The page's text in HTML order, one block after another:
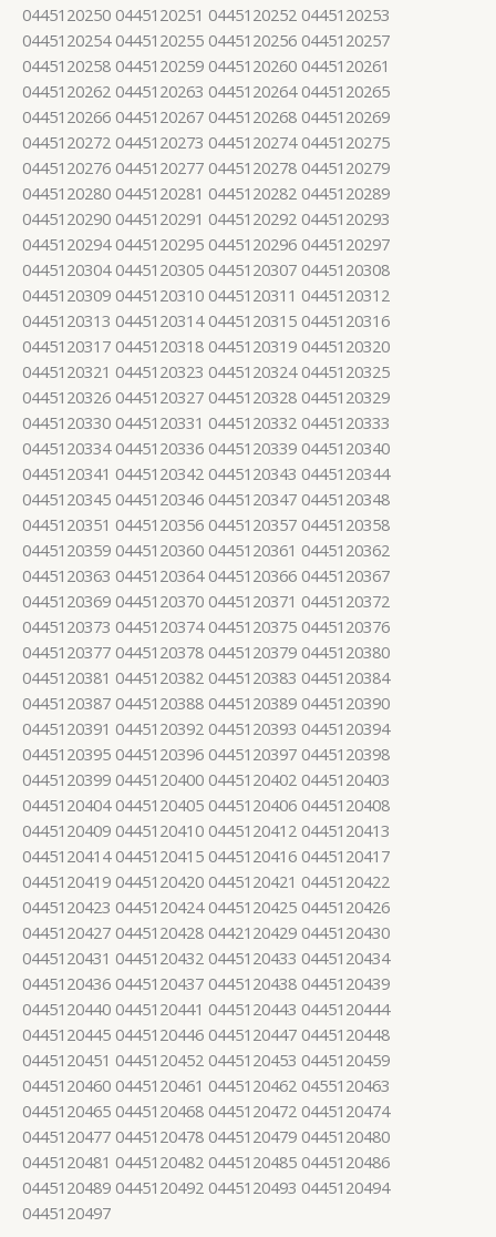
0445120250 0445120251 0445120252 0445120253
0445120254 0445120255 0445120256 0445120257
0445120258 0445120259 0445120260 0445120261
0445120262 0445120263 0445120264 0445120265
0445120266 0445120267 0445120268 0445120269
0445120272 0445120273 0445120274 0445120275
0445120276 0445120277 0445120278 0445120279
0445120280 0445120281 0445120282 0445120289
0445120290 0445120291 0445120292 0445120293
0445120294 0445120295 0445120296 0445120297
0445120304 0445120305 0445120307 0445120308
0445120309 0445120310 0445120311 0445120312
0445120313 0445120314 0445120315 0445120316
0445120317 0445120318 0445120319 0445120320
0445120321 0445120323 0445120324 0445120325
0445120326 0445120327 0445120328 0445120329
0445120330 0445120331 0445120332 0445120333
0445120334 0445120336 0445120339 0445120340
0445120341 0445120342 0445120343 0445120344
0445120345 0445120346 0445120347 0445120348
0445120351 0445120356 0445120357 0445120358
0445120359 0445120360 0445120361 0445120362
0445120363 0445120364 0445120366 0445120367
0445120369 0445120370 0445120371 0445120372
0445120373 0445120374 0445120375 0445120376
0445120377 0445120378 0445120379 0445120380
0445120381 0445120382 0445120383 0445120384
0445120387 0445120388 0445120389 0445120390
0445120391 0445120392 0445120393 0445120394
0445120395 0445120396 0445120397 0445120398
0445120399 0445120400 0445120402 0445120403
0445120404 0445120405 0445120406 0445120408
0445120409 0445120410 0445120412 0445120413
0445120414 0445120415 0445120416 0445120417
0445120419 0445120420 0445120421 0445120422
0445120423 0445120424 0445120425 0445120426
0445120427 0445120428 0442120429 0445120430
0445120431 0445120432 0445120433 0445120434
0445120436 0445120437 0445120438 0445120439
0445120440 0445120441 0445120443 0445120444
0445120445 0445120446 0445120447 0445120448
0445120451 0445120452 0445120453 0445120459
0445120460 0445120461 0445120462 0455120463
0445120465 0445120468 0445120472 0445120474
0445120477 0445120478 0445120479 0445120480
0445120481 0445120482 0445120485 0445120486
0445120489 0445120492 0445120493 0445120494
0445120497